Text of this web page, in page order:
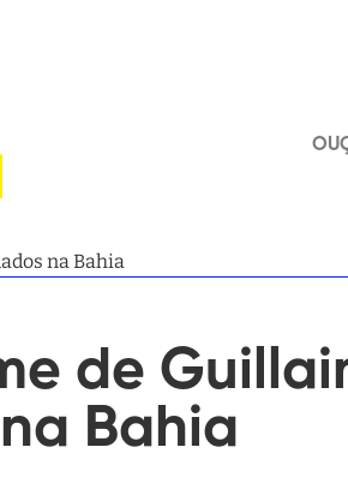
na Bahia
de
Bahia